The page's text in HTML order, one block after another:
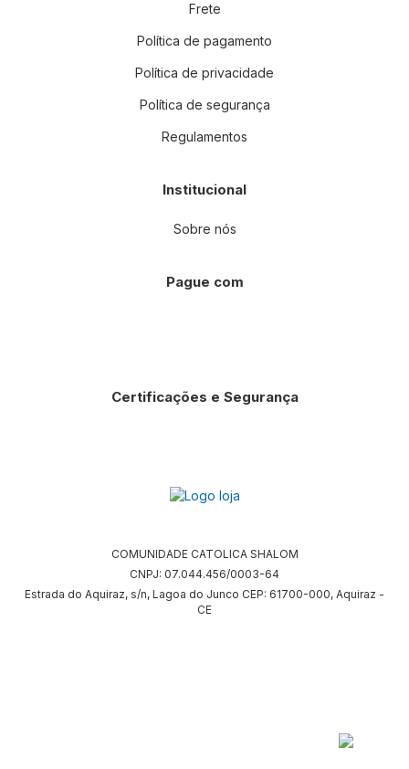
Frete
Política de pagamento
Política de privacidade
Política de segurança
Regulamentos
Institucional
Sobre nós
Pague com
Certificações e Segurança
COMUNIDADE CATOLICA SHALOM
CNPJ: 07.044.456/0003-64
Estrada do Aquiraz, s/n, Lagoa do Junco CEP: 61700-000, Aquiraz -
CE